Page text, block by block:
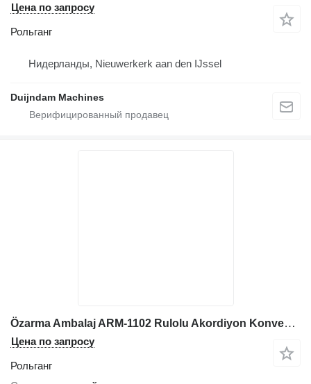
Цена по запросу
Рольганг
Нидерланды, Nieuwerkerk aan den IJssel
Duijndam Machines
Özarma Ambalaj ARM-1102 Rulolu Akordiyon Konveyör
Цена по запросу
Рольганг